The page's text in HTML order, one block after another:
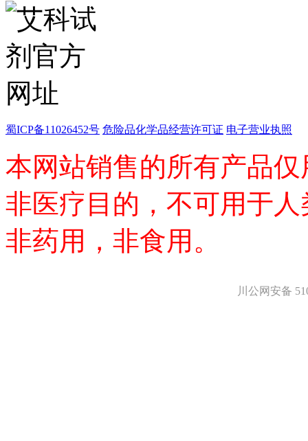
分析试剂
基准试剂
对照品
指示剂
染料中间体
染色剂
标准品
色谱试剂
分子筛
医药中间体
标准溶液
生物/化学试剂
核酸
碳水化合物
生物缓冲液
螯合剂/变性剂
蜀ICP备11026452号 危险品化学品经营许可证 电子营业执照
本网站销售的所有产品
非医疗目的，不可用于
非药用，非食用。
川公网安备